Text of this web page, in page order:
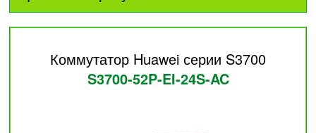
Коммутатор Huawei серии S3700
S3700-52P-EI-24S-AC